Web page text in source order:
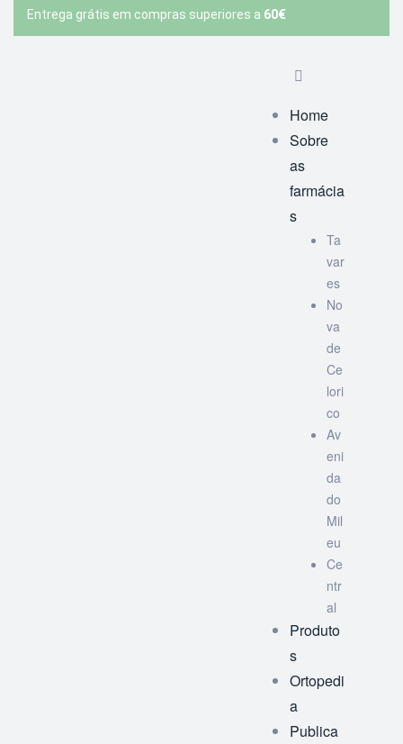
Entrega grátis em compras superiores a 60€
Home
Sobre
as
farmácia
s
Ta
var
es
No
va
de
Ce
lori
co
Av
eni
da
do
Mil
eu
Ce
ntr
al
Produto
s
Ortopedi
a
Publica